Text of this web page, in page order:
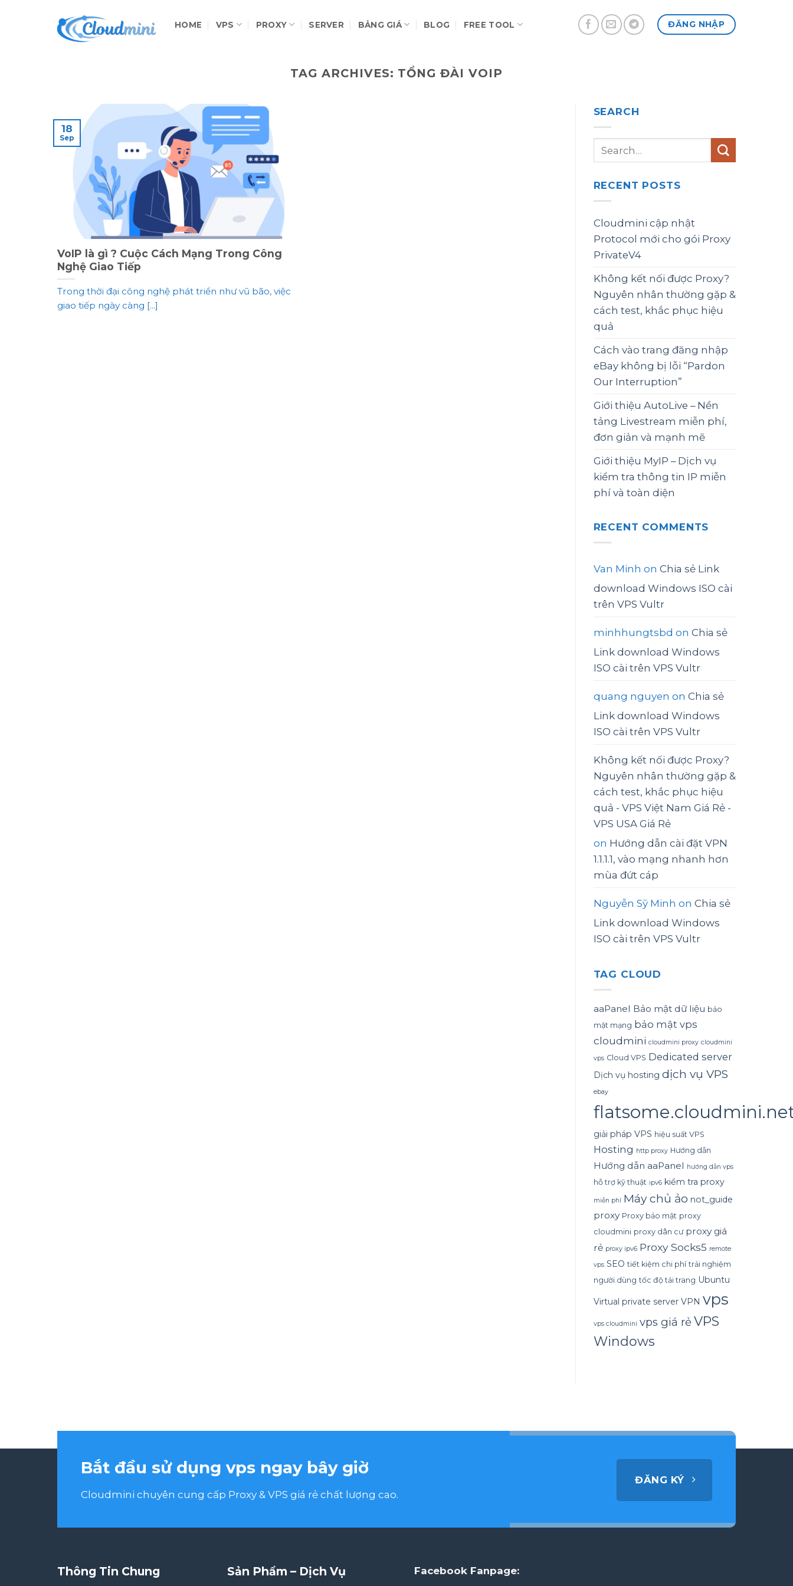
HOME VPS PROXY SERVER BẢNG GIÁ BLOG FREE TOOL ĐĂNG NHẬP
TAG ARCHIVES: TỔNG ĐÀI VOIP
VoIP là gì ? Cuộc Cách Mạng Trong Công
Nghệ Giao Tiếp
Trong thời đại công nghệ phát triển như vũ bão, việc
giao tiếp ngày càng [...]
18
Sep
SEARCH
RECENT POSTS
Cloudmini cập nhật
Protocol mới cho gói Proxy
PrivateV4
Không kết nối được Proxy?
Nguyên nhân thường gặp &
cách test, khắc phục hiệu
quả
Cách vào trang đăng nhập
eBay không bị lỗi “Pardon
Our Interruption”
Giới thiệu AutoLive – Nền
tảng Livestream miễn phí,
đơn giản và mạnh mẽ
Giới thiệu MyIP – Dịch vụ
kiểm tra thông tin IP miễn
phí và toàn diện
RECENT COMMENTS
Van Minh on Chia sẻ Link
download Windows ISO cài
trên VPS Vultr
minhhungtsbd on Chia sẻ
Link download Windows
ISO cài trên VPS Vultr
quang nguyen on Chia sẻ
Link download Windows
ISO cài trên VPS Vultr
Không kết nối được Proxy?
Nguyên nhân thường gặp &
cách test, khắc phục hiệu
quả - VPS Việt Nam Giá Rẻ -
VPS USA Giá Rẻ
on Hướng dẫn cài đặt VPN
1.1.1.1, vào mạng nhanh hơn
mùa đứt cáp
Nguyễn Sỹ Minh on Chia sẻ
Link download Windows
ISO cài trên VPS Vultr
TAG CLOUD
aaPanel Bảo mật dữ liệu bảo
mật mạng bảo mật vps
cloudmini cloudmini proxy cloudmini
vps Cloud VPS Dedicated server
Dịch vụ hosting dịch vụ VPS
ebay
giải pháp VPS hiệu suất VPS
Hosting http proxy Hướng dẫn
Hướng dẫn aaPanel hướng dẫn vps
hỗ trợ kỹ thuật ipv6 kiểm tra proxy
miễn phí Máy chủ ảo not_guide
proxy Proxy bảo mật proxy
cloudmini proxy dân cư proxy giá
rẻ proxy ipv6 Proxy Socks5 remote
vps SEO tiết kiệm chi phí trải nghiệm
người dùng tốc độ tải trang Ubuntu
Virtual private server VPN vps
vps cloudmini vps giá rẻVPS
Windows
Bắt đầu sử dụng vps ngay bây giờ
Cloudmini chuyên cung cấp Proxy & VPS giá rẻ chất lượng cao.
ĐĂNG KÝ
Thông Tin Chung Sản Phẩm – Dịch Vụ Facebook Fanpage: